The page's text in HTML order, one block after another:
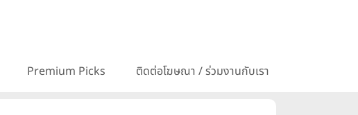
Premium Picks ติดต่อโฆษณา / ร่วมงานกับเรา